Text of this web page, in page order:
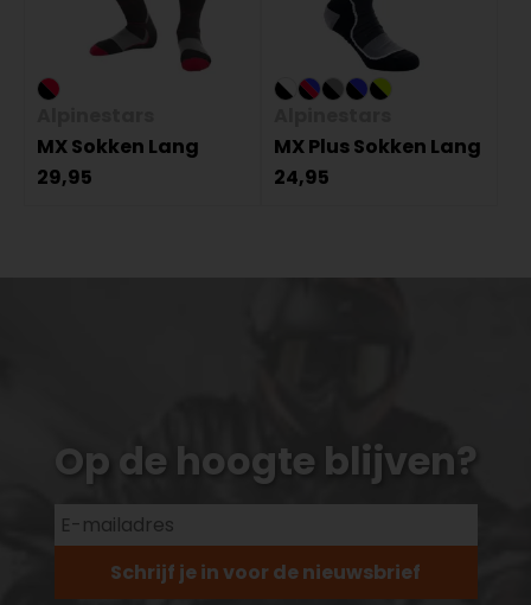
MX Sokken Lang
29,95
MX Plus Sokken Lang
24,95
Op de hoogte blijven?
Schrijf je in voor de nieuwsbrief